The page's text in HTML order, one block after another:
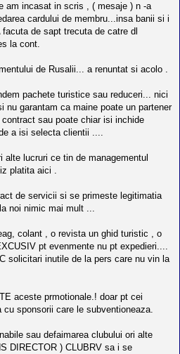
am incasat in scris , ( mesaje ) n -a
cardului de membru...insa banii si i
de sapt trecuta de catre dl
la cont.
de Rusalii... a renuntat si acolo .
pachete turistice sau reduceri... nici
nu garantam ca maine poate un partener
sau poate chiar isi inchide
a isi selecta clientii ....
lucruri ce tin de managementul
platita aici .
de servicii si se primeste legitimatia
noi nimic mai mult ...
colant , o revista un ghid turistic , o
pt evenmente nu pt expedieri....
solicitari inutile de la pers care nu vin la
aceste prmotionale.! doar pt cei
sponsorii care le subventioneaza.
sau defaimarea clubului ori alte
DIRECTOR ) CLUBRV sa i se